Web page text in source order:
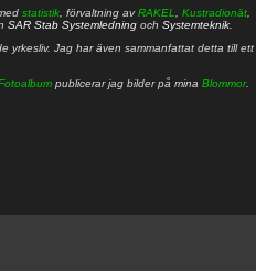
statistik , förvaltning avRAKEL Kustradionät
SAR Stab Systemledning och Systemteknik
yrkesliv. Jag har även sammanfattat detta till ett
publicerar jag bilder på mina Blommor.